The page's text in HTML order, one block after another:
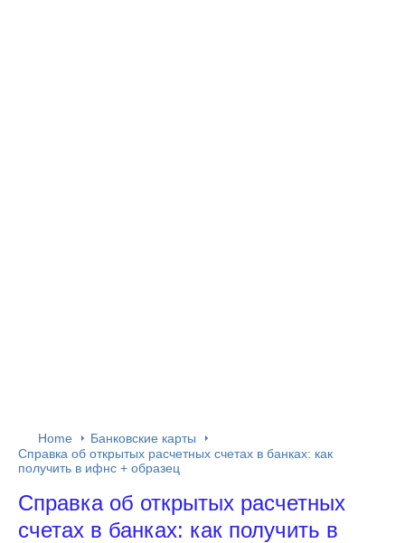
Home
Банковские карты
Справка об открытых расчетных счетах в банках: как
получить в ифнс + образец
Справка об открытых расчетных
счетах в банках: как получить в